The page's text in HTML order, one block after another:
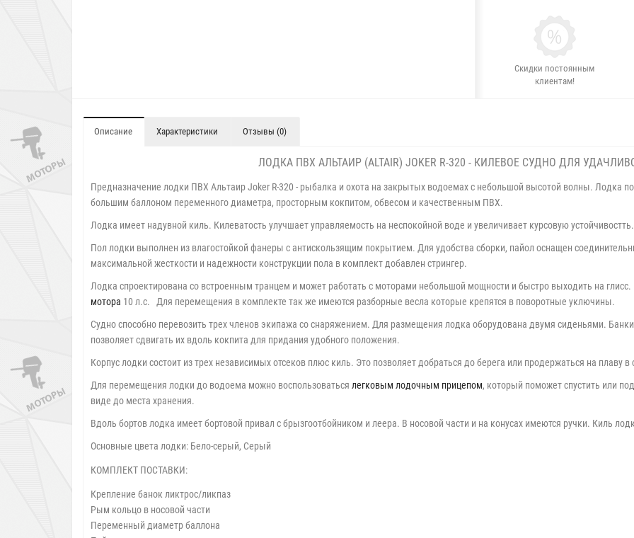
Скидки постоянным
клиентам!
Описание Характеристики Отзывы (0)
ЛОДКА ПВХ АЛЬТАИР (ALTAIR) JOKER R-320 - КИЛЕВОЕ СУДНО ДЛЯ
Предназначение лодки ПВХ Альтаир Joker R-320 - рыбалка и охота на закрытых водоемах с небольшой высотой волны. Лодка
большим баллоном переменного диаметра, просторным кокпитом, обвесом и качественным ПВХ.
Лодка имеет надувной киль. Килеватость улучшает управляемость на неспокойной воде и увеличивает курсовую устойчивостть.
Пол лодки выполнен из влагостойкой фанеры с антискользящим покрытием. Для удобства сборки, пайол оснащен
максимальной жесткости и надежности конструкции пола в комплект добавлен стрингер.
Лодка спроектирована со встроенным транцем и может работать с моторами небольшой мощности и быстро выходить на
мотора 10 л.с. Для перемещения в комплекте так же имеются разборные весла которые крепятся в поворотные уключины.
Судно способно перевозить трех членов экипажа со снаряжением. Для размещения лодка оборудована двумя сиденьями.
позволяет сдвигать их вдоль кокпита для придания удобного положения.
Корпус лодки состоит из трех независимых отсеков плюс киль. Это позволяет добраться до берега или продержаться на плаву в
Для перемещения лодки до водоема можно воспользоваться легковым лодочным прицепом, который поможет спустить или
виде до места хранения.
Вдоль бортов лодка имеет бортовой привал с брызгоотбойником и леера. В носовой части и на конусах имеются ручки. Киль
Основные цвета лодки: Бело-серый, Серый
КОМПЛЕКТ ПОСТАВКИ:
Крепление банок ликтрос/ликпаз
Рым кольцо в носовой части
Переменный диаметр баллона